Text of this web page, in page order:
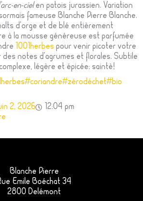
en-cielen patois jurassien. Variation
fameuse Blanche Pierre Blanche.
d’orge et de blé entièrement
à la mousse généreuse est parfumée
1001herbes pour venir picoter votre
notes d’agrumes et florales. Subtile
légère et épicée: saintè!
#coriandre#zérodéchet#bio
2, 2026
12:04 pm
Blanche Pierre
Emile Boéchat 34
2800 Delémont